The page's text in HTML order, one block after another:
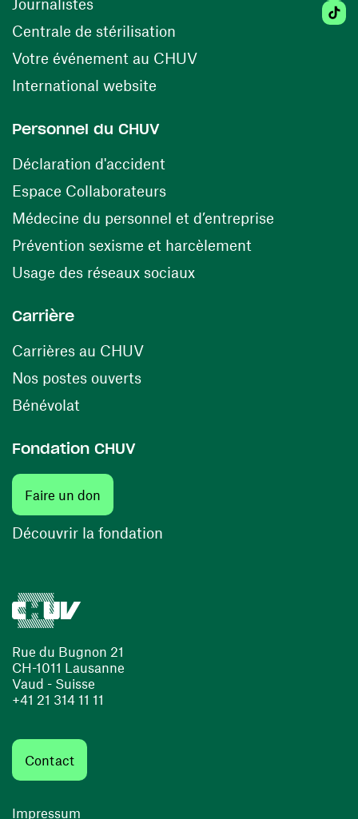
Rue du Bugnon 21
CH-1011 Lausanne
Vaud - Suisse
+41 21 314 11 11
Contact
Impressum
Centrale de stérilisation (opens in a new window)
Votre événement au CHUV(opens in a new
International website
Personnel du CHUV
Déclaration d'accident
Espace Collaborateurs(opens in a new window)
Médecine du personnel et d’entreprise
Prévention sexisme et harcèlement
Usage des réseaux sociaux(opens in a new
Carrière
Carrières au CHUV(opens in a new window)
Nos postes ouverts(opens in a new window)
Bénévolat
Fondation CHUV
Faire un don
Découvrir la fondation